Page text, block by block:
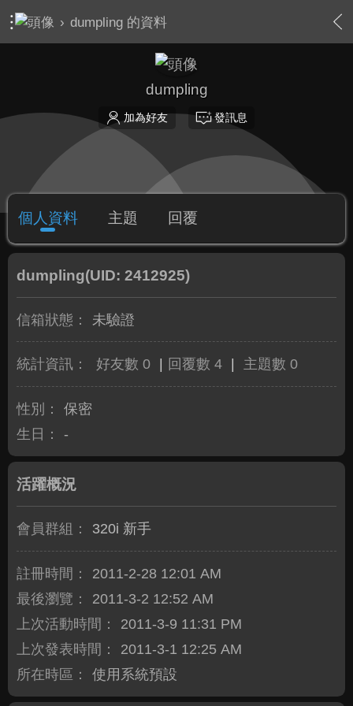
› dumpling 的資料
dumpling
加為好友 發訊息
個人資料 主題 回覆
dumpling(UID: 2412925)
信箱狀態： 未驗證
統計資訊： 好友數 0 回覆數 4 主題數 0
性別：
保密
生日：
-
活躍概況
會員群組： 320i 新手
註冊時間：
2011-2-28 12:01 AM
最後瀏覽：
2011-3-2 12:52 AM
上次活動時間：
2011-3-9 11:31 PM
上次發表時間：
2011-3-1 12:25 AM
所在時區：
使用系統預設